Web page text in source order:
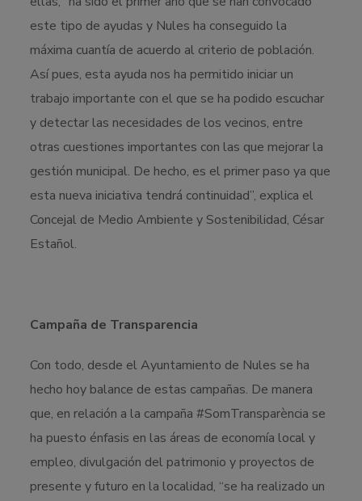
este tipo de ayudas y Nules ha conseguido la
máxima cuantía de acuerdo al criterio de población.
Así pues, esta ayuda nos ha permitido iniciar un
trabajo importante con el que se ha podido escuchar
y detectar las necesidades de los vecinos, entre
otras cuestiones importantes con las que mejorar la
gestión municipal. De hecho, es el primer paso ya que
esta nueva iniciativa tendrá continuidad”, explica el
Concejal de Medio Ambiente y Sostenibilidad, César
Estañol.
Campaña de Transparencia
Con todo, desde el Ayuntamiento de Nules se ha
hecho hoy balance de estas campañas. De manera
que, en relación a la campaña #SomTransparència se
ha puesto énfasis en las áreas de economía local y
empleo, divulgación del patrimonio y proyectos de
presente y futuro en la localidad, “se ha realizado un